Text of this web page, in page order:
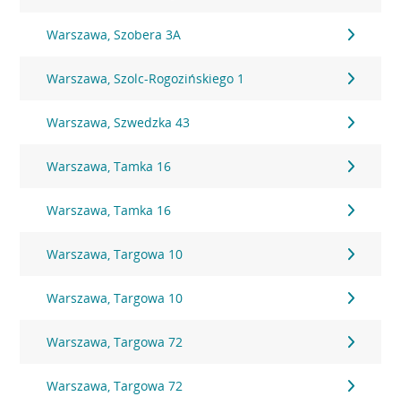
Warszawa, Szobera 3A
Warszawa, Szolc-Rogozińskiego 1
Warszawa, Szwedzka 43
Warszawa, Tamka 16
Warszawa, Tamka 16
Warszawa, Targowa 10
Warszawa, Targowa 10
Warszawa, Targowa 72
Warszawa, Targowa 72